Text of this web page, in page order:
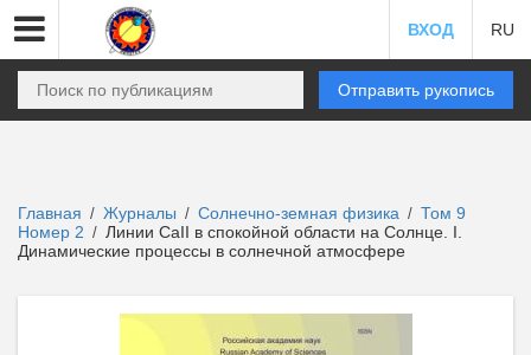
ВХОД RU
Отправить рукопись
Главная / Журналы / Солнечно-земная физика / Том 9
Номер 2 / Линии CaII в спокойной области на Солнце. I.
Динамические процессы в солнечной атмосфере